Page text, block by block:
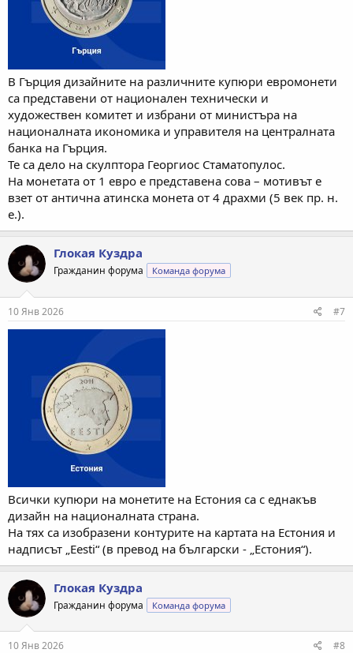
В Гърция дизайните на различните купюри евромонети
са представени от национален технически и
художествен комитет и избрани от министъра на
националната икономика и управителя на централната
банка на Гърция.
Те са дело на скулптора Георгиос Стаматопулос.
На монетата от 1 евро е представена сова – мотивът е
взет от антична атинска монета от 4 драхми (5 век пр. н.
е.).
Глокая Куздра
Гражданин форума Команда форума
10 Янв 2026 #7
Всички купюри на монетите на Естония са с еднакъв
дизайн на националната страна.
На тях са изобразени контурите на картата на Естония и
надписът „Eesti“ (в превод на български - „Естония“).
Глокая Куздра
Гражданин форума Команда форума
10 Янв 2026 #8